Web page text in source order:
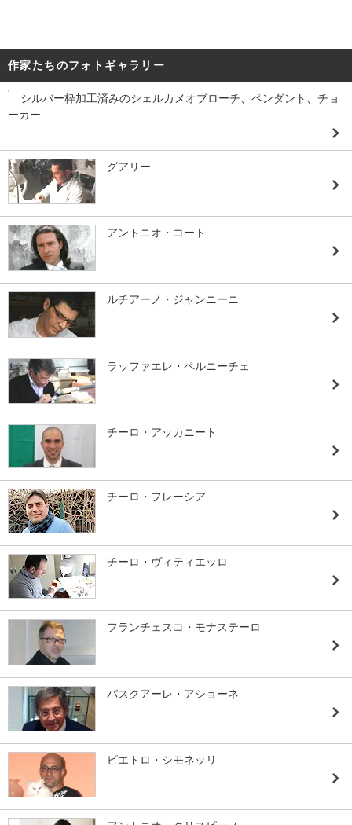
作家たちのフォトギャラリー
シルバー枠加工済みのシェルカメオブローチ、ペンダント、チョ
ーカー
グアリー
アントニオ・コート
ルチアーノ・ジャンニーニ
ラッファエレ・ペルニーチェ
チーロ・アッカニート
チーロ・フレーシア
チーロ・ヴィティエッロ
フランチェスコ・モナステーロ
パスクアーレ・アショーネ
ピエトロ・シモネッリ